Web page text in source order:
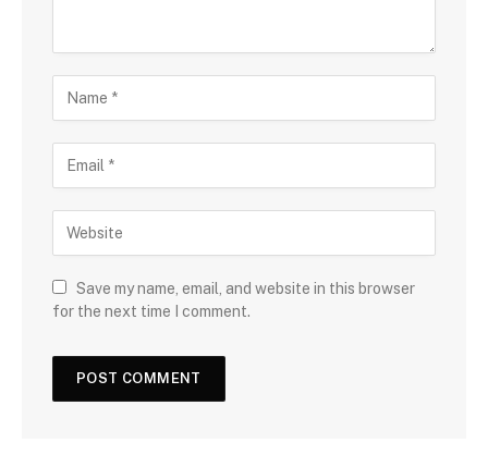
Save my name, email, and website in this browser
for the next time I comment.